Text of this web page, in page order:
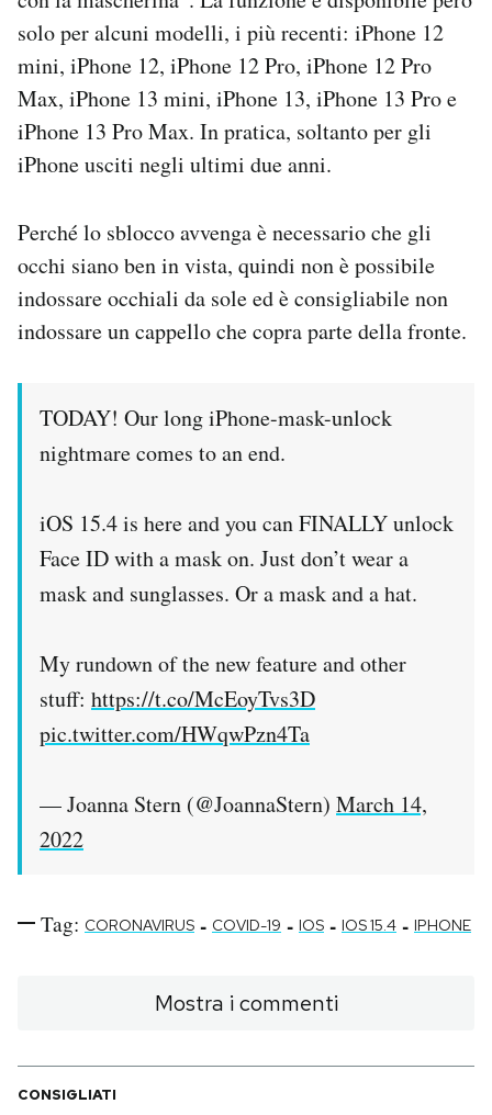
solo per alcuni modelli, i più recenti: iPhone 12
mini, iPhone 12, iPhone 12 Pro, iPhone 12 Pro
Max, iPhone 13 mini, iPhone 13, iPhone 13 Pro e
iPhone 13 Pro Max. In pratica, soltanto per gli
iPhone usciti negli ultimi due anni.
Perché lo sblocco avvenga è necessario che gli
occhi siano ben in vista, quindi non è possibile
indossare occhiali da sole ed è consigliabile non
indossare un cappello che copra parte della fronte.
TODAY! Our long iPhone-mask-unlock
nightmare comes to an end.
iOS 15.4 is here and you can FINALLY unlock
Face ID with a mask on. Just don’t wear a
mask and sunglasses. Or a mask and a hat.
My rundown of the new feature and other
stuff: https://t.co/McEoyTvs3D
pic.twitter.com/HWqwPzn4Ta
— Joanna Stern (@JoannaStern) March 14,
2022
Tag: CORONAVIRUS - COVID-19 - IOS - IOS 15.4 - IPHONE
Mostra i commenti
CONSIGLIATI